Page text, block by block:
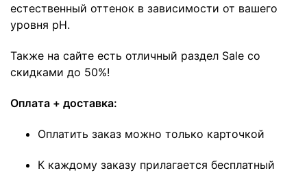
естественный оттенок в зависимости от вашего
уровня pH.
Также на сайте есть отличный раздел Sale со
скидками до 50%!
Оплата + доставка:
Оплатить заказ можно только карточкой
К каждому заказу прилагается бесплатный